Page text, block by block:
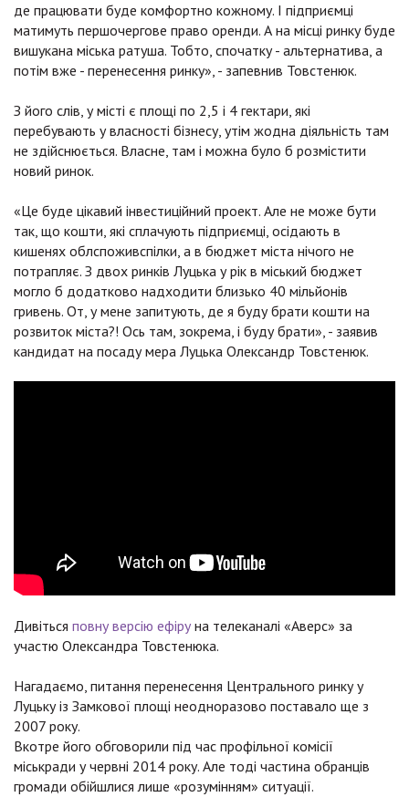
де працювати буде комфортно кожному. І підприємці
матимуть першочергове право оренди. А на місці ринку буде
вишукана міська ратуша. Тобто, спочатку - альтернатива, а
потім вже - перенесення ринку», - запевнив Товстенюк.
З його слів, у місті є площі по 2,5 і 4 гектари, які
перебувають у власності бізнесу, утім жодна діяльність там
не здійснюється. Власне, там і можна було б розмістити
новий ринок.
«Це буде цікавий інвестиційний проект. Але не може бути
так, що кошти, які сплачують підприємці, осідають в
кишенях облспоживспілки, а в бюджет міста нічого не
потрапляє. З двох ринків Луцька у рік в міський бюджет
могло б додатково надходити близько 40 мільйонів
гривень. От, у мене запитують, де я буду брати кошти на
розвиток міста?! Ось там, зокрема, і буду брати», - заявив
кандидат на посаду мера Луцька Олександр Товстенюк.
Дивіться повну версію ефіруна телеканалі «Аверс» за
участю Олександра Товстенюка.
Нагадаємо, питання перенесення Центрального ринку у
Луцьку із Замкової площі неодноразово поставало ще з
2007 року.
Вкотре його обговорили під час профільної комісії
міськради у червні 2014 року. Але тоді частина обранців
громади обійшлися лише «розумінням» ситуації.